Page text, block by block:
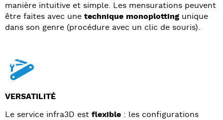
manière intuitive et simple. Les mensurations peuvent
être faites avec une technique monoplotting unique
dans son genre (procédure avec un clic de souris).
VERSATILITÉ
Le service infra3D est flexible : les configurations